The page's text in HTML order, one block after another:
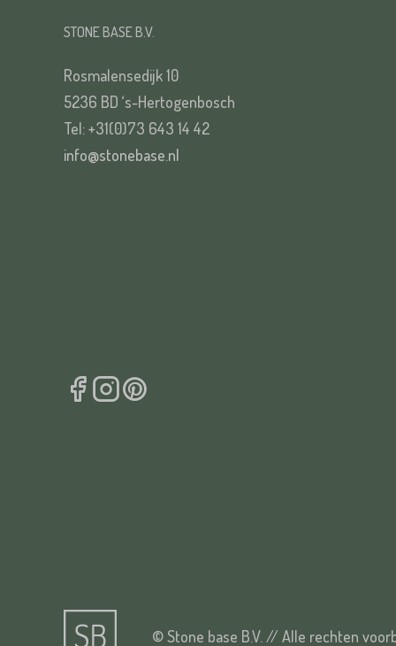
STONE BASE B.V.
Rosmalensedijk 10
5236 BD ‘s-Hertogenbosch
Tel: +31(0)73 643 14 42
info@stonebase.nl
© Stone base B.V. // Alle rechten